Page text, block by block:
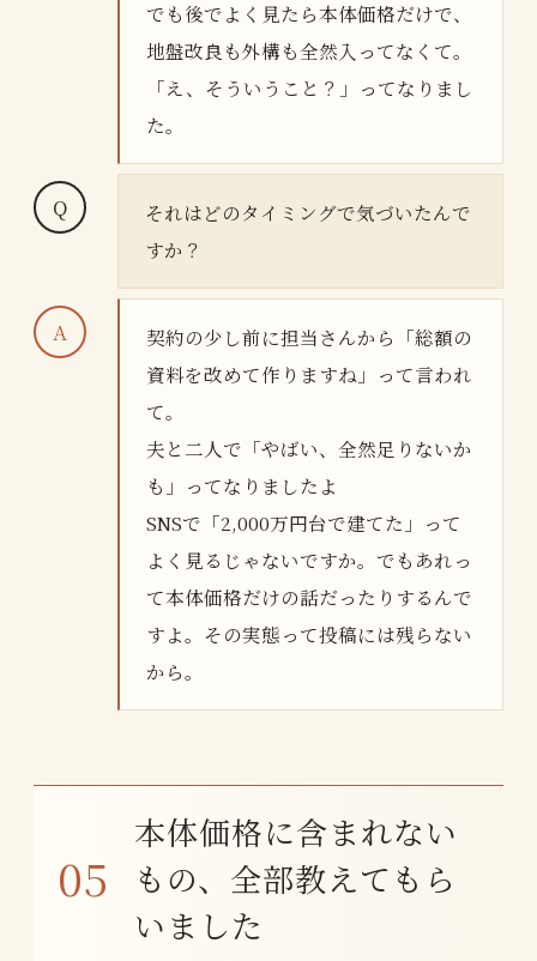
でも後でよく見たら本体価格だけで、
地盤改良も外構も全然入ってなくて。
「え、そういうこと？」ってなりまし
た。
それはどのタイミングで気づいたんで
すか？
契約の少し前に担当さんから「総額の
資料を改めて作りますね」って言われ
て。
夫と二人で「やばい、全然足りないか
も」ってなりましたよ
SNSで「2,000万円台で建てた」って
よく見るじゃないですか。でもあれっ
て本体価格だけの話だったりするんで
すよ。その実態って投稿には残らない
から。
本体価格に含まれない
もの、全部教えてもら
いました